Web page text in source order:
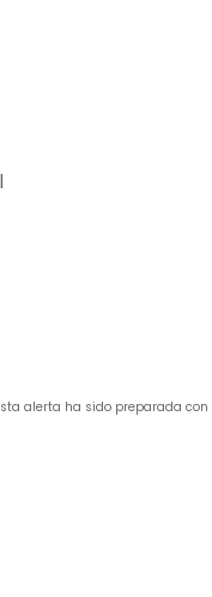
alerta ha sido preparada